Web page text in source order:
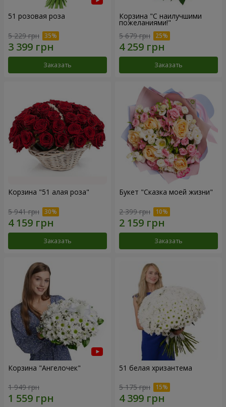
51 розовая роза
5 229 грн
Заказать
Корзина "С наилучшими
пожеланиями!"
5 679 грн
Заказать
Корзина "51 алая роза"
5 941 грн
Заказать
Букет "Сказка моей жизни"
2 399 грн
Заказать
Корзина "Ангелочек"
1 949 грн
51 белая хризантема
5 175 грн